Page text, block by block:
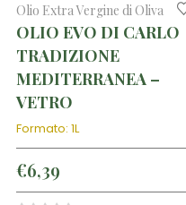
Olio Extra Vergine di Oliva
OLIO EVO DI CARLO
TRADIZIONE
MEDITERRANEA –
VETRO
Formato: 1L
€6,39